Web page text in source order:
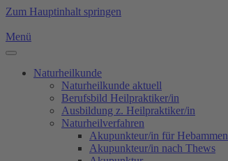
Zum Hauptinhalt springen
Menü
Naturheilkunde
Naturheilkunde aktuell
Berufsbild Heilpraktiker/in
Ausbildung z. Heilpraktiker/in
Naturheilverfahren
Akupunkteur/in für Hebammen
Akupunkteur/in nach Thews